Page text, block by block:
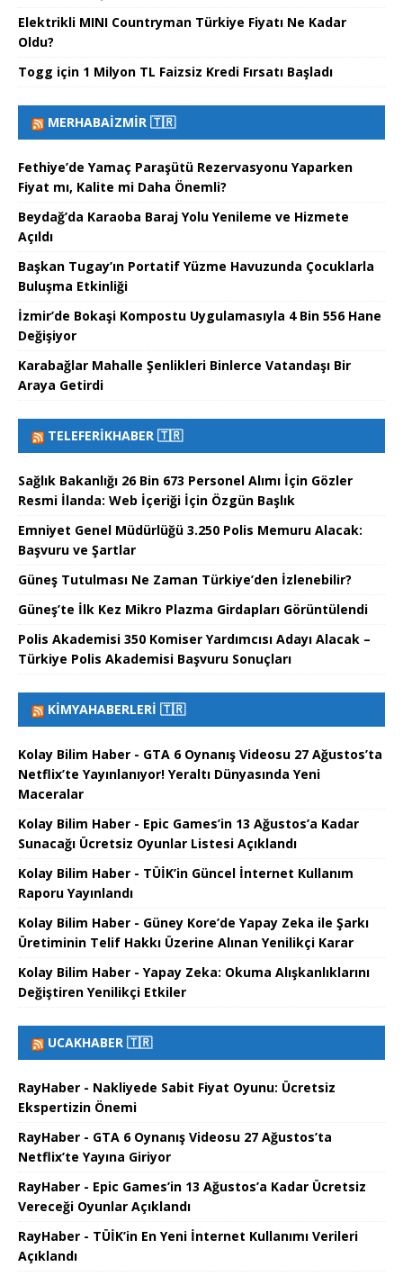
Elektrikli MINI Countryman Türkiye Fiyatı Ne Kadar
Oldu?
Togg için 1 Milyon TL Faizsiz Kredi Fırsatı Başladı
MERHABAİZMIR 🇹🇷
Fethiye’de Yamaç Paraşütü Rezervasyonu Yaparken
Fiyat mı, Kalite mi Daha Önemli?
Beydağ’da Karaoba Baraj Yolu Yenileme ve Hizmete
Açıldı
Başkan Tugay’ın Portatif Yüzme Havuzunda Çocuklarla
Buluşma Etkinliği
İzmir’de Bokaşi Kompostu Uygulamasıyla 4 Bin 556 Hane
Değişiyor
Karabağlar Mahalle Şenlikleri Binlerce Vatandaşı Bir
Araya Getirdi
TELEFERIKHABER 🇹🇷
Sağlık Bakanlığı 26 Bin 673 Personel Alımı İçin Gözler
Resmi İlanda: Web İçeriği İçin Özgün Başlık
Emniyet Genel Müdürlüğü 3.250 Polis Memuru Alacak:
Başvuru ve Şartlar
Güneş Tutulması Ne Zaman Türkiye’den İzlenebilir?
Güneş’te İlk Kez Mikro Plazma Girdapları Görüntülendi
Polis Akademisi 350 Komiser Yardımcısı Adayı Alacak –
Türkiye Polis Akademisi Başvuru Sonuçları
KIMYAHABERLERI 🇹🇷
Kolay Bilim Haber - GTA 6 Oynanış Videosu 27 Ağustos’ta
Netflix’te Yayınlanıyor! Yeraltı Dünyasında Yeni
Maceralar
Kolay Bilim Haber - Epic Games’in 13 Ağustos’a Kadar
Sunacağı Ücretsiz Oyunlar Listesi Açıklandı
Kolay Bilim Haber - TÜİK’in Güncel İnternet Kullanım
Raporu Yayınlandı
Kolay Bilim Haber - Güney Kore’de Yapay Zeka ile Şarkı
Üretiminin Telif Hakkı Üzerine Alınan Yenilikçi Karar
Kolay Bilim Haber - Yapay Zeka: Okuma Alışkanlıklarını
Değiştiren Yenilikçi Etkiler
UCAKHABER 🇹🇷
RayHaber - Nakliyede Sabit Fiyat Oyunu: Ücretsiz
Ekspertizin Önemi
RayHaber - GTA 6 Oynanış Videosu 27 Ağustos’ta
Netflix’te Yayına Giriyor
RayHaber - Epic Games’in 13 Ağustos’a Kadar Ücretsiz
Vereceği Oyunlar Açıklandı
RayHaber - TÜİK’in En Yeni İnternet Kullanımı Verileri
Açıklandı